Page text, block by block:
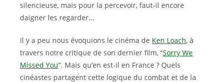
silencieuse, mais pour la percevoir, faut-il encore
daigner les regarder…
Il y a peu nous évoquions le cinéma de Ken Loach, à
travers notre critique de son dernier film, “Sorry We
Missed You”. Mais qu’en est-il en France ? Quels
cinéastes partagent cette logique du combat et de la